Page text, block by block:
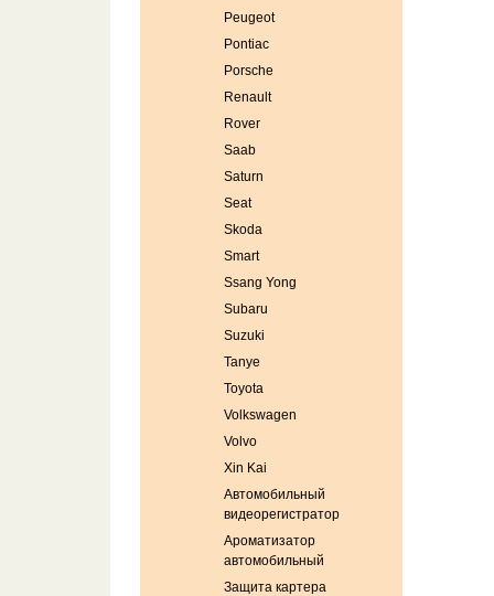
Peugeot
Pontiac
Porsche
Renault
Rover
Saab
Saturn
Seat
Skoda
Smart
Ssang Yong
Subaru
Suzuki
Tanye
Toyota
Volkswagen
Volvo
Xin Kai
Автомобильный
видеорегистратор
Ароматизатор
автомобильный
Защита картера